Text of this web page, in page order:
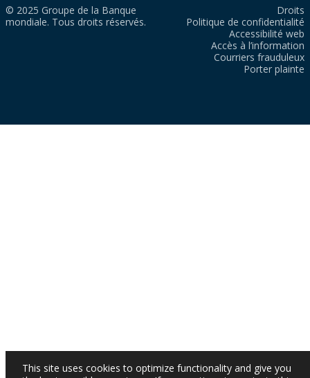
© 2025 Groupe de la Banque
mondiale. Tous droits réservés.
Droits
Politique de confidentialité
Accessibilité web
Accès à l’information
Courriers frauduleux
Porter plainte
This site uses cookies to optimize functionality and give you